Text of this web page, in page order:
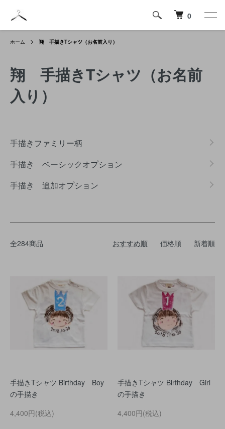
0
ホーム 翔 手描きTシャツ（お名前入り）
翔 手描きTシャツ（お名前
入り）
手描きファミリー柄
手描き ベーシックオプション
手描き 追加オプション
全284商品 おすすめ順 価格順 新着順
手描きTシャツ Birthday Boy
の手描き
4,400円(税込)
手描きTシャツ Birthday Girl
の手描き
4,400円(税込)